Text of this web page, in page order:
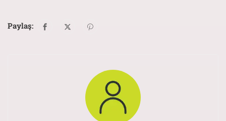
Paylaş: